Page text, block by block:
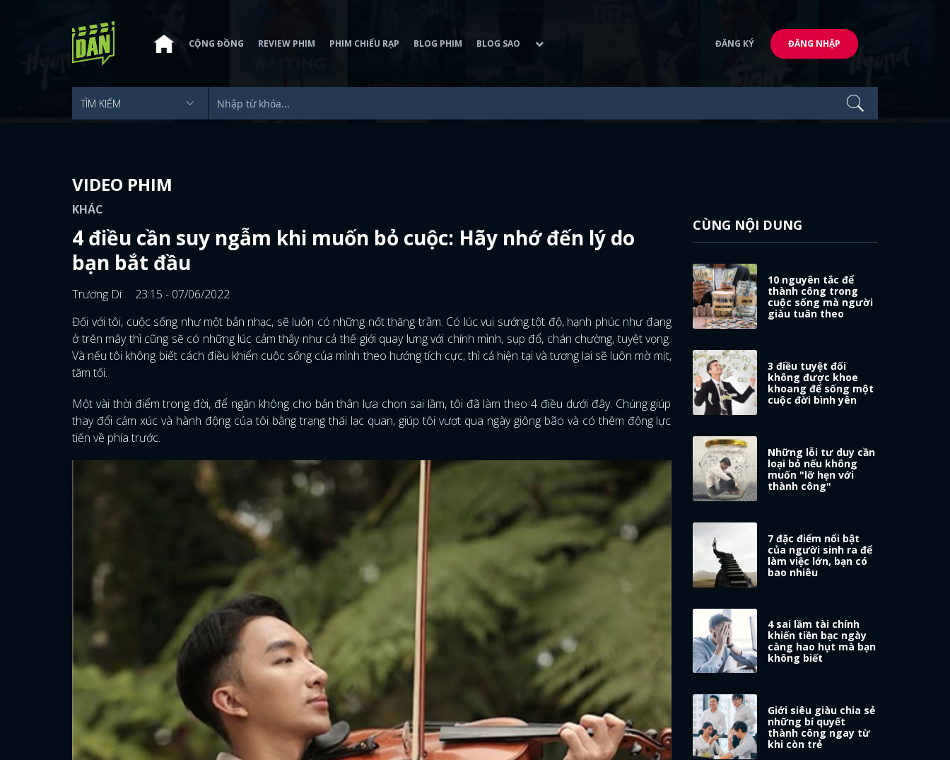
CỘNG ĐỒNG REVIEW PHIM PHIM CHIẾU RẠP BLOG PHIM BLOG SAO ĐĂNG KÝ ĐĂNG NHẬP
VIDEO PHIM
KHÁC
4 điều cần suy ngẫm khi muốn bỏ cuộc: Hãy nhớ đến lý do
bạn bắt đầu
Trương Di
23:15 - 07/06/2022
Đối với tôi, cuộc sống như một bản nhạc, sẽ luôn có những nốt thăng trầm. Có lúc vui sướng tột độ, hạnh phúc như đang
ở trên mây thì cũng sẽ có những lúc cảm thấy như cả thế giới quay lưng với chính mình, sụp đổ, chán chường, tuyệt vọng.
Và nếu tôi không biết cách điều khiển cuộc sống của mình theo hướng tích cực, thì cả hiện tại và tương lai sẽ luôn mờ mịt,
tăm tối.
Một vài thời điểm trong đời, để ngăn không cho bản thân lựa chọn sai lầm, tôi đã làm theo 4 điều dưới đây. Chúng giúp
thay đổi cảm xúc và hành động của tôi bằng trạng thái lạc quan, giúp tôi vượt qua ngày giông bão và có thêm động lực
tiến về phía trước.
CÙNG NỘI DUNG
10 nguyên tắc để
thành công trong
cuộc sống mà người
giàu tuân theo
3 điều tuyệt đối
không được khoe
khoang để sống một
cuộc đời bình yên
Những lỗi tư duy cần
loại bỏ nếu không
muốn "lỡ hẹn với
thành công"
7 đặc điểm nổi bật
của người sinh ra để
làm việc lớn, bạn có
bao nhiêu
4 sai lầm tài chính
khiến tiền bạc ngày
càng hao hụt mà bạn
không biết
Giới siêu giàu chia sẻ
những bí quyết
thành công ngay từ
khi còn trẻ